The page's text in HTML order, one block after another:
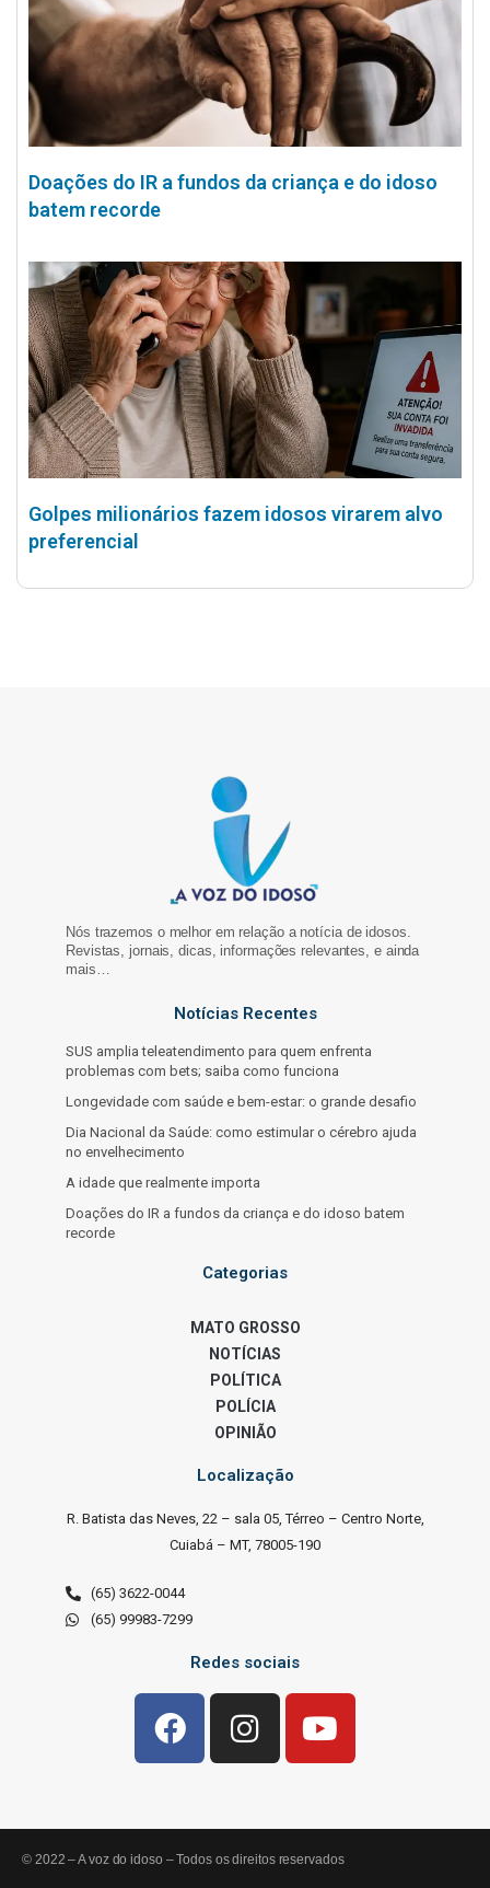
Doações do IR a fundos da criança e do idoso
batem recorde
Golpes milionários fazem idosos virarem alvo
preferencial
Nós trazemos o melhor em relação a notícia de idosos.
Revistas, jornais, dicas, informações relevantes, e ainda
mais…
Notícias Recentes
SUS amplia teleatendimento para quem enfrenta
problemas com bets; saiba como funciona
Longevidade com saúde e bem-estar: o grande desafio
Dia Nacional da Saúde: como estimular o cérebro ajuda
no envelhecimento
A idade que realmente importa
Doações do IR a fundos da criança e do idoso batem
recorde
Categorias
MATO GROSSO
NOTÍCIAS
POLÍTICA
POLÍCIA
OPINIÃO
Localização
R. Batista das Neves, 22 – sala 05, Térreo – Centro Norte,
Cuiabá – MT, 78005-190
(65) 3622-0044
(65) 99983-7299
Redes sociais
© 2022 – A voz do idoso – Todos os direitos reservados